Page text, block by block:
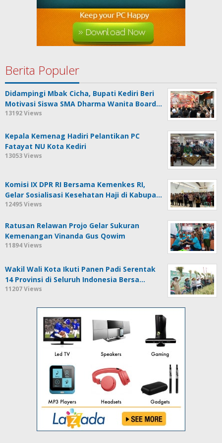
Berita Populer
Didampingi Mbak Cicha, Bupati Kediri Beri
Motivasi Siswa SMA Dharma Wanita Board…
13192 Views
Kepala Kemenag Hadiri Pelantikan PC
Fatayat NU Kota Kediri
13053 Views
Komisi IX DPR RI Bersama Kemenkes RI,
Gelar Sosialisasi Kesehatan Haji di Kabupa…
12495 Views
Ratusan Relawan Projo Gelar Sukuran
Kemenangan Vinanda Gus Qowim
11894 Views
Wakil Wali Kota Ikuti Panen Padi Serentak
14 Provinsi di Seluruh Indonesia Bersa…
11207 Views